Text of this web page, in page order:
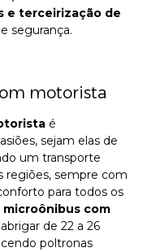
e terceirização de
segurança.
motorista
é
sejam elas de
um transporte
regiões, sempre com
para todos os
microônibus com
de 22 a 26
poltronas